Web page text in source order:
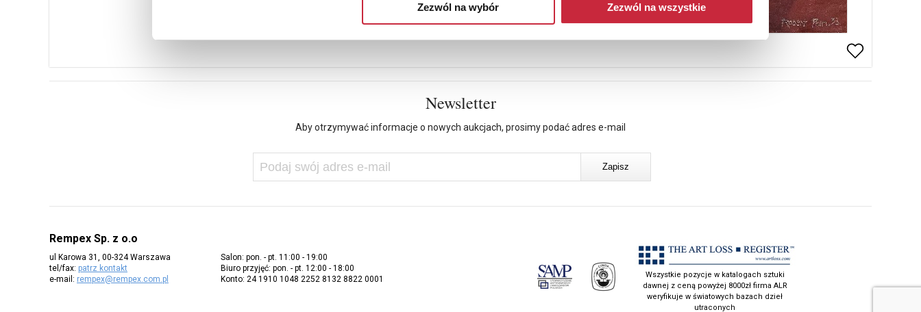
Zezwól na wybór Zezwól na wszystkie
Newsletter
Aby otrzymywać informacje o nowych aukcjach, prosimy podać adres e-mail
Rempex Sp. z o.o
ul Karowa 31, 00-324 Warszawa
tel/fax: patrz kontakt
e-mail: rempex@rempex.com.pl
Salon: pon. - pt. 11:00 - 19:00
Biuro przyjęć: pon. - pt. 12:00 - 18:00
Konto: 24 1910 1048 2252 8132 8822 0001
Wszystkie pozycje w katalogach sztuki
dawnej z ceną powyżej 8000zł firma ALR
weryfikuje w światowych bazach dzieł
utraconych